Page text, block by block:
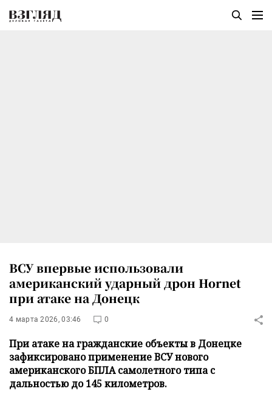
ВСУ впервые использовали
американский ударный дрон Hornet
при атаке на Донецк
4 марта 2026, 03:46 0
При атаке на гражданские объекты в Донецке
зафиксировано применение ВСУ нового
американского БПЛА самолетного типа с
дальностью до 145 километров.